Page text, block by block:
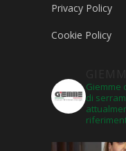
Privacy Policy
Cookie Policy
Giemme
di